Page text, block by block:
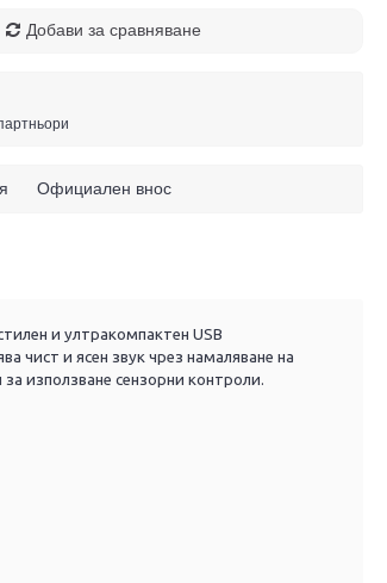
Добави за сравняване
Официален внос
и ултракомпактен USB
чист и ясен звук чрез намаляване на
използване сензорни контроли.